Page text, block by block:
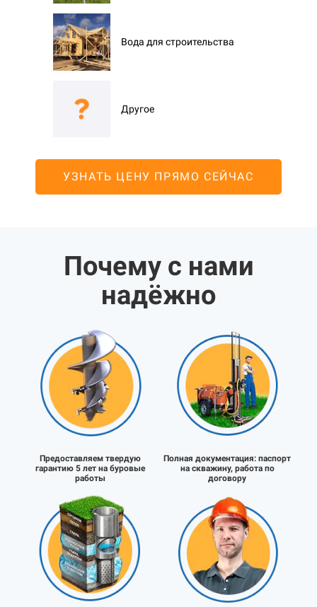
Вода для строительства
Другое
УЗНАТЬ ЦЕНУ ПРЯМО СЕЙЧАС
Почему с нами
надёжно
Предоставляем твердую
гарантию 5 лет на буровые
работы
Полная документация: паспорт
на скважину, работа по
договору